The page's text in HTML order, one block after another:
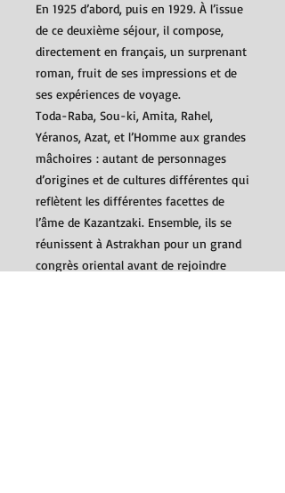
En 1925 d’abord, puis en 1929. À l’issue
de ce deuxième séjour, il compose,
directement en français, un surprenant
roman, fruit de ses impressions et de
ses expériences de voyage.
Toda-Raba, Sou-ki, Amita, Rahel,
Yéranos, Azat, et l’Homme aux grandes
mâchoires : autant de personnages
d’origines et de cultures différentes qui
reflètent les différentes facettes de
l’âme de Kazantzaki. Ensemble, ils se
réunissent à Astrakhan pour un grand
congrès oriental avant de rejoindre